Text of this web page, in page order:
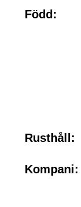
Född:
Rusthåll:
Kompani: